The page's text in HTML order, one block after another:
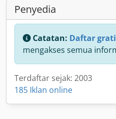
Penyedia
Catatan: Daftar
mengakses semua
Terdaftar sejak: 2003
185 Iklan online